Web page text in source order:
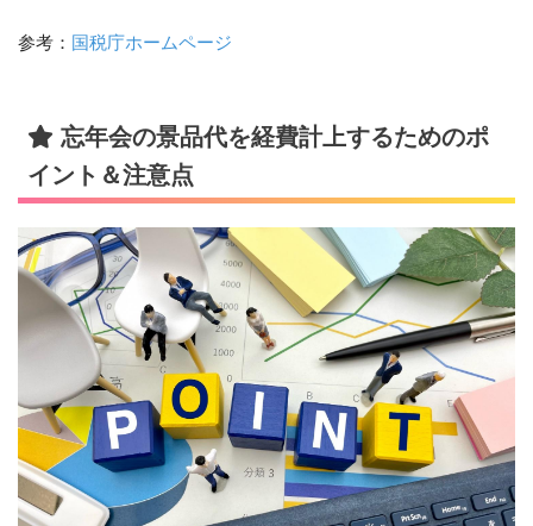
参考： 国税庁ホームページ
忘年会の景品代を経費計上するためのポ
イント＆注意点